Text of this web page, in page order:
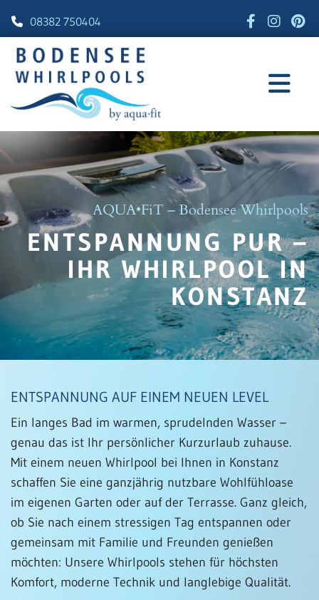
 08382 750404
AQUA•FiT – Bodensee Whirlpools
ENTSPANNUNG PUR –
IHR WHIRLPOOL IN
KONSTANZ
ENTSPANNUNG AUF EINEM NEUEN LEVEL
Ein langes Bad im warmen, sprudelnden Wasser –
genau das ist Ihr persönlicher Kurzurlaub zuhause.
Mit einem neuen Whirlpool bei Ihnen in Konstanz
schaffen Sie eine ganzjährig nutzbare Wohlfühloase
im eigenen Garten oder auf der Terrasse. Ganz gleich,
ob Sie nach einem stressigen Tag entspannen oder
gemeinsam mit Familie und Freunden genießen
möchten: Unsere Whirlpools stehen für höchsten
Komfort, moderne Technik und langlebige Qualität.